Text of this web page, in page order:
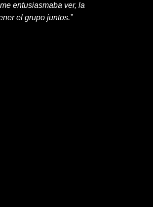
entusiasmaba ver, la
el grupo juntos.”